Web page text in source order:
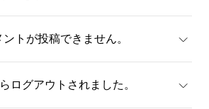
トが投稿できません。
ログアウトされました。